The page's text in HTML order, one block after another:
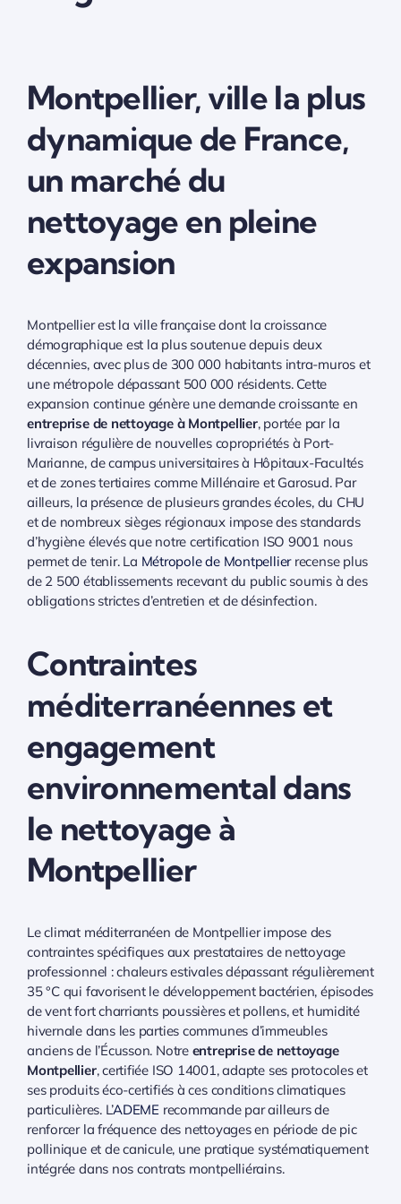
Montpellier, ville la plus
dynamique de France,
un marché du
nettoyage en pleine
expansion
Montpellier est la ville française dont la croissance
démographique est la plus soutenue depuis deux
décennies, avec plus de 300 000 habitants intra-muros et
une métropole dépassant 500 000 résidents. Cette
expansion continue génère une demande croissante en
entreprise de nettoyage à Montpellier, portée par la
livraison régulière de nouvelles copropriétés à Port-
Marianne, de campus universitaires à Hôpitaux-Facultés
et de zones tertiaires comme Millénaire et Garosud. Par
ailleurs, la présence de plusieurs grandes écoles, du CHU
et de nombreux sièges régionaux impose des standards
d’hygiène élevés que notre certification ISO 9001 nous
permet de tenir. La Métropole de Montpellierrecense plus
de 2 500 établissements recevant du public soumis à des
obligations strictes d’entretien et de désinfection.
Contraintes
méditerranéennes et
engagement
environnemental dans
le nettoyage à
Montpellier
Le climat méditerranéen de Montpellier impose des
contraintes spécifiques aux prestataires de nettoyage
professionnel : chaleurs estivales dépassant régulièrement
35 °C qui favorisent le développement bactérien, épisodes
de vent fort charriants poussières et pollens, et humidité
hivernale dans les parties communes d’immeubles
anciens de l’Écusson. Notre entreprise de nettoyage
Montpellier, certifiée ISO 14001, adapte ses protocoles et
ses produits éco-certifiés à ces conditions climatiques
particulières. L’ADEME recommande par ailleurs de
renforcer la fréquence des nettoyages en période de pic
pollinique et de canicule, une pratique systématiquement
intégrée dans nos contrats montpelliérains.